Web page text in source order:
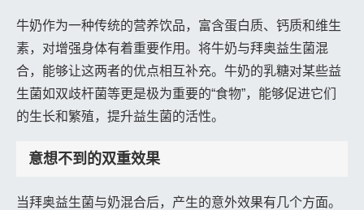
牛奶作为一种传统的营养饮品，富含蛋白质、钙质和维生
素，对增强身体有着重要作用。将牛奶与拜奥益生菌混
合，能够让这两者的优点相互补充。牛奶的乳糖对某些益
生菌如双歧杆菌等更是极为重要的“食物”，能够促进它们
的生长和繁殖，提升益生菌的活性。
意想不到的双重效果
当拜奥益生菌与奶混合后，产生的意外效果有几个方面。